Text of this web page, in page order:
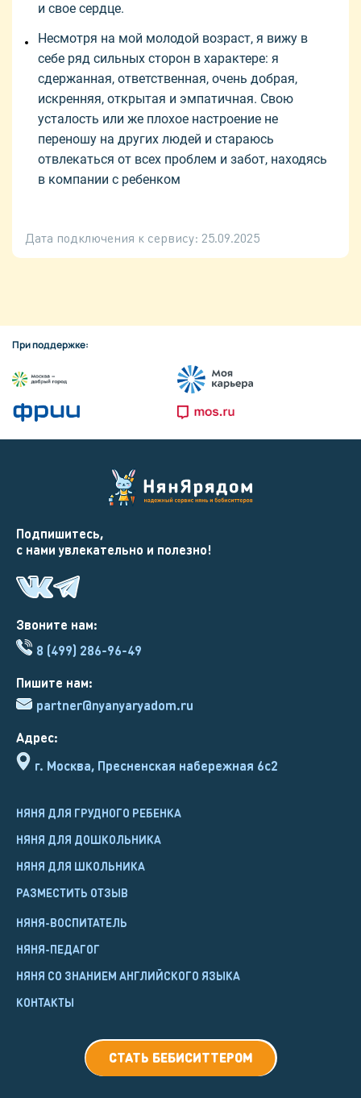
и свое сердце.
Несмотря на мой молодой возраст, я вижу в
себе ряд сильных сторон в характере: я
сдержанная, ответственная, очень добрая,
искренняя, открытая и эмпатичная. Свою
усталость или же плохое настроение не
переношу на других людей и стараюсь
отвлекаться от всех проблем и забот, находясь
в компании с ребенком
Дата подключения к сервису: 25.09.2025
При поддержке:
Адрес:
г. Москва, Пресненская набережная 6с2
Звоните нам:
8 (499) 286-96-49
НЯНЯ ДЛЯ ГРУДНОГО РЕБЕНКА
НЯНЯ ДЛЯ ДОШКОЛЬНИКА
НЯНЯ ДЛЯ ШКОЛЬНИКА
РАЗМЕСТИТЬ ОТЗЫВ
Пишите нам:
partner@nyanyaryadom.ru
НЯНЯ-ВОСПИТАТЕЛЬ
НЯНЯ-ПЕДАГОГ
НЯНЯ СО ЗНАНИЕМ АНГЛИЙСКОГО ЯЗЫКА
КОНТАКТЫ
Подпишитесь,
с нами увлекательно и полезно!
СТАТЬ БЕБИСИТТЕРОМ